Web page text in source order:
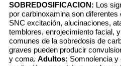
SOBREDOSIFICACION: Los
por carbinoxamina son diferentes
SNC excitación, alucinaciones,
temblores, enrojecimiento facial,
comunes de la sobredosis de
graves pueden producir
y coma. Adultos: Somnolencia y